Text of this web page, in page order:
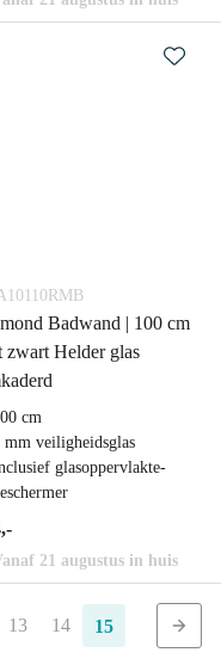
Badwand | 100 cm
zwart Helder glas
cm
mm veiligheidsglas
glasoppervlakte-
21 augustus in huis
13 14 15